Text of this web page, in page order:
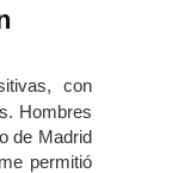
con
Hombres
de Madrid
permitió